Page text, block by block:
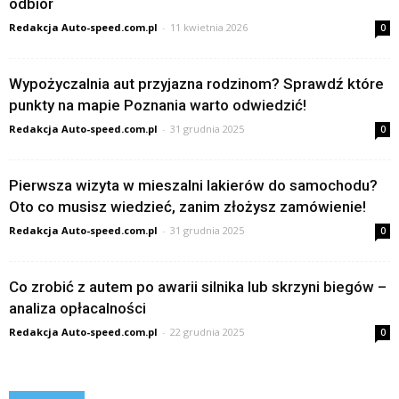
Redakcja Auto-speed.com.pl - 11 kwietnia 2026 0
Wypożyczalnia aut przyjazna rodzinom? Sprawdź które
punkty na mapie Poznania warto odwiedzić!
Redakcja Auto-speed.com.pl - 31 grudnia 2025 0
Pierwsza wizyta w mieszalni lakierów do samochodu?
Oto co musisz wiedzieć, zanim złożysz zamówienie!
Redakcja Auto-speed.com.pl - 31 grudnia 2025 0
Co zrobić z autem po awarii silnika lub skrzyni biegów –
analiza opłacalności
Redakcja Auto-speed.com.pl - 22 grudnia 2025 0